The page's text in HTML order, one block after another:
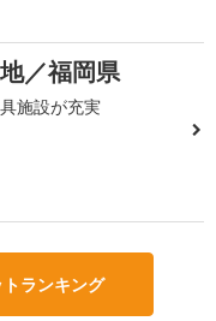
／福岡県
施設が充実
ランキング